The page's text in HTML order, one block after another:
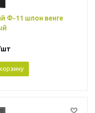
Ф-11 шпон венге